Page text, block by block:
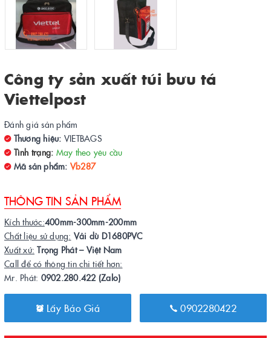
Công ty sản xuất túi bưu tá
Viettelpost
Đánh giá sản phẩm
Thương hiệu: VIETBAGS
Tình trạng: May theo yêu cầu
Mã sản phẩm: Vb287
THÔNG TIN SẢN PHẨM
Kích thước:400mm-300mm-200mm
Chất liệu sử dụng: Vải dù D1680PVC
Xuất xứ: Trọng Phát – Việt Nam
Call để có thông tin chi tiết hơn:
Mr. Phát: 0902.280.422 (Zalo)
Lấy Báo Giá 0902280422